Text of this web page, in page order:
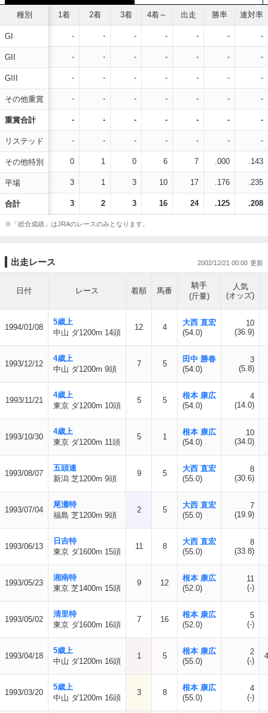
種別
GI
GII
GIII
その他重賞
重賞合計
リステッド
その他特別
平場
合計
1着 2着 3着 4着～ 出走 勝率 連対率
- - - - - - -
- - - - - - -
- - - - - - -
- - - - - - -
- - - - - - -
- - - - - - -
0 1 0 6 7 .000 .143
3 1 3 10 17 .176 .235
3 2 3 16 24 .125 .208
※「総合成績」はJRAのレースのみとなります。
出走レース 2002/12/21 00:00
日付 レース 着順 馬番
騎手
(斤量)
人気
(オッズ)
1994/01/08
5歳上
中山 ダ1200m 14頭
12 4
大西 直宏
(54.0)
10
(36.9)
1993/12/12
4歳上
中山 ダ1200m 9頭
7 5
田中 勝春
(54.0)
3
(5.8)
1993/11/21
4歳上
東京 ダ1200m 10頭
5 5
根本 康広
(54.0)
4
(14.0)
1993/10/30
4歳上
東京 ダ1200m 11頭
5 1
根本 康広
(54.0)
10
(34.0)
1993/08/07
五頭連
新潟 芝1200m 9頭
9 5
大西 直宏
(55.0)
8
(30.6)
1993/07/04
尾瀬特
福島 芝1200m 9頭
2 5
大西 直宏
(55.0)
7
(19.9)
1993/06/13
日吉特
東京 ダ1600m 15頭
11 8
大西 直宏
(55.0)
8
(33.8)
1993/05/23
湘南特
東京 芝1400m 15頭
9 12
根本 康広
(52.0)
11
(-)
1993/05/02
清里特
東京 ダ1600m 16頭
7 16
根本 康広
(52.0)
5
(-)
1993/04/18
5歳上
中山 ダ1200m 16頭
1 5
根本 康広
(55.0)
2
(-)
1993/03/20
5歳上
中山 ダ1200m 16頭
3 8
根本 康広
(55.0)
4
(-)